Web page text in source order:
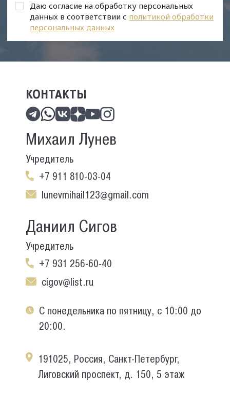
Даю согласие на обработку персональных
данных в соответствии с политикой обработки
персональных данных
КОНТАКТЫ
Михаил Лунев
Учредитель
+7 911 810-03-04
lunevmihail123@gmail.com
Даниил Сигов
Учредитель
+7 931 256-60-40
cigov@list.ru
С понедельника по пятницу, с 10:00 до
20:00.
191025, Россия, Санкт-Петербург,
Лиговский проспект, д. 150, 5 этаж